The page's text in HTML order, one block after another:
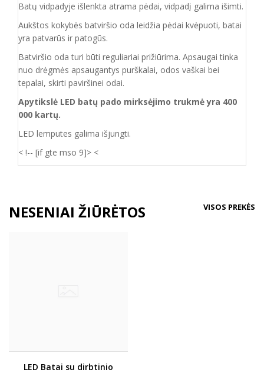
Batų vidpadyje išlenkta atrama pėdai, vidpadį galima išimti.
Aukštos kokybės batviršio oda leidžia pėdai kvėpuoti, batai
yra patvarūs ir patogūs.
Batviršio oda turi būti reguliariai prižiūrima. Apsaugai tinka
nuo drėgmės apsaugantys purškalai, odos vaškai bei
tepalai, skirti paviršinei odai.
Apytikslė LED batų pado mirksėjimo trukmė yra 400
000 kartų.
LED lemputes galima išjungti.
< !-- [if gte mso 9]> <
NESENIAI ŽIŪRĖTOS VISOS PREKĖS
LED Batai su dirbtinio